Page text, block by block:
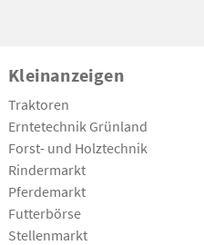
Kleinanzeigen
Traktoren
Erntetechnik Grünland
Forst- und Holztechnik
Rindermarkt
Pferdemarkt
Futterbörse
Stellenmarkt